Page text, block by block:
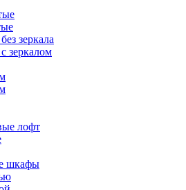
зеркала
зеркалом
лофт
шкафы